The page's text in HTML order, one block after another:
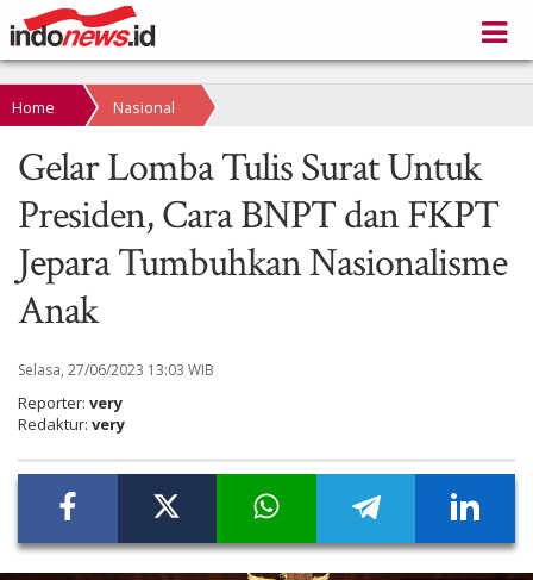
Home Nasional
Gelar Lomba Tulis Surat Untuk
Presiden, Cara BNPT dan FKPT
Jepara Tumbuhkan Nasionalisme
Anak
Selasa, 27/06/2023 13:03 WIB
Reporter: very
Redaktur: very